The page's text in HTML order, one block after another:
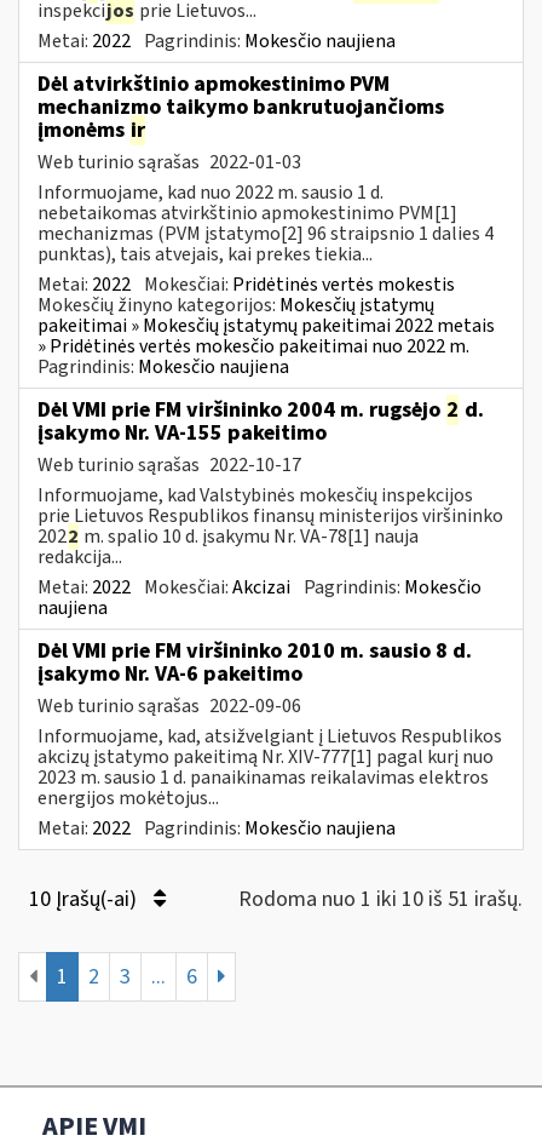
inspekcijos prie Lietuvos...
Metai: 2022 Pagrindinis: Mokesčio naujiena
Dėl atvirkštinio apmokestinimo PVM
mechanizmo taikymo bankrutuojančioms
įmonėms ir
Web turinio sąrašas 2022-01-03
Informuojame, kad nuo 2022 m. sausio 1 d.
nebetaikomas atvirkštinio apmokestinimo PVM[1]
mechanizmas (PVM įstatymo[2] 96 straipsnio 1 dalies 4
punktas), tais atvejais, kai prekes tiekia...
Metai: 2022 Mokesčiai: Pridėtinės vertės mokestis
Mokesčių žinyno kategorijos: Mokesčių įstatymų
pakeitimai » Mokesčių įstatymų pakeitimai 2022 metais
» Pridėtinės vertės mokesčio pakeitimai nuo 2022 m.
Pagrindinis: Mokesčio naujiena
Dėl VMI prie FM viršininko 2004 m. rugsėjo 2 d.
įsakymo Nr. VA-155 pakeitimo
Web turinio sąrašas 2022-10-17
Informuojame, kad Valstybinės mokesčių inspekcijos
prie Lietuvos Respublikos finansų ministerijos viršininko
2022 m. spalio 10 d. įsakymu Nr. VA-78[1] nauja
redakcija...
Metai: 2022 Mokesčiai:Akcizai Pagrindinis: Mokesčio
naujiena
Dėl VMI prie FM viršininko 2010 m. sausio 8 d.
įsakymo Nr. VA-6 pakeitimo
Web turinio sąrašas 2022-09-06
Informuojame, kad, atsižvelgiant į Lietuvos Respublikos
akcizų įstatymo pakeitimą Nr. XIV-777[1] pagal kurį nuo
2023 m. sausio 1 d. panaikinamas reikalavimas elektros
energijos mokėtojus...
Metai: 2022 Pagrindinis: Mokesčio naujiena
10 Įrašų(-ai) Rodoma nuo 1 iki 10 iš 51 irašų.
1 2 3 ... 6
APIE VMI